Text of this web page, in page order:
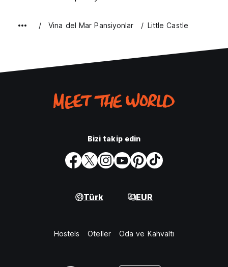
Vina del Mar Pansiyonlar Little Castle
Bizi takip edin
Türk EUR
Hostels Oteller Oda ve Kahvaltı